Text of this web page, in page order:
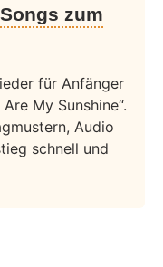
zum
für Anfänger
My Sunshine“.
Audio
schnell und